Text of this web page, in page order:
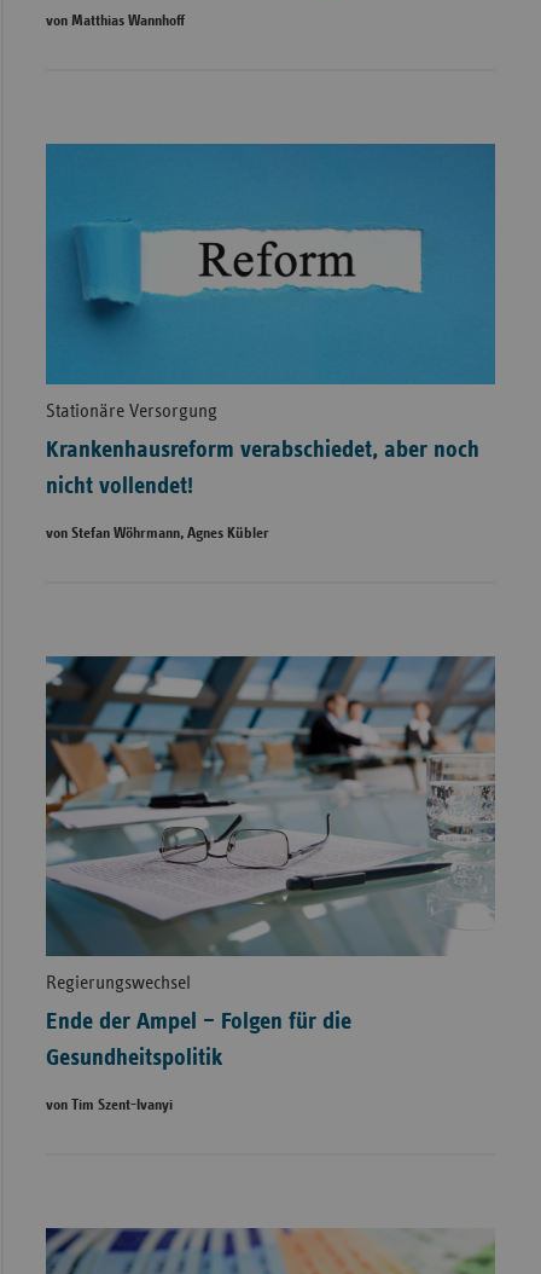
von Matthias Wannhoff
Stationäre Versorgung
Krankenhausreform verabschiedet, aber noch
nicht vollendet!
von Stefan Wöhrmann, Agnes Kübler
Regierungswechsel
Ende der Ampel – Folgen für die
Gesundheitspolitik
von Tim Szent-Ivanyi